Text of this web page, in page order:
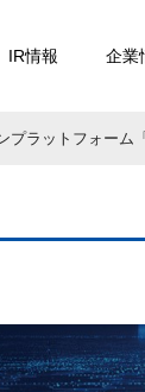
IR情報 企業
プラットフォーム